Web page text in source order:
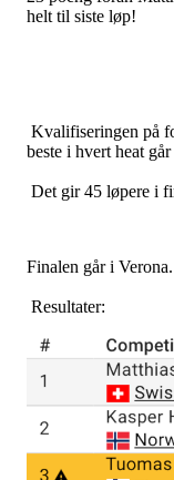
helt til siste løp!
Kvalifiseringen på
beste i hvert heat
Det gir 45 løpere i
Finalen går i Verona.
Resultater: